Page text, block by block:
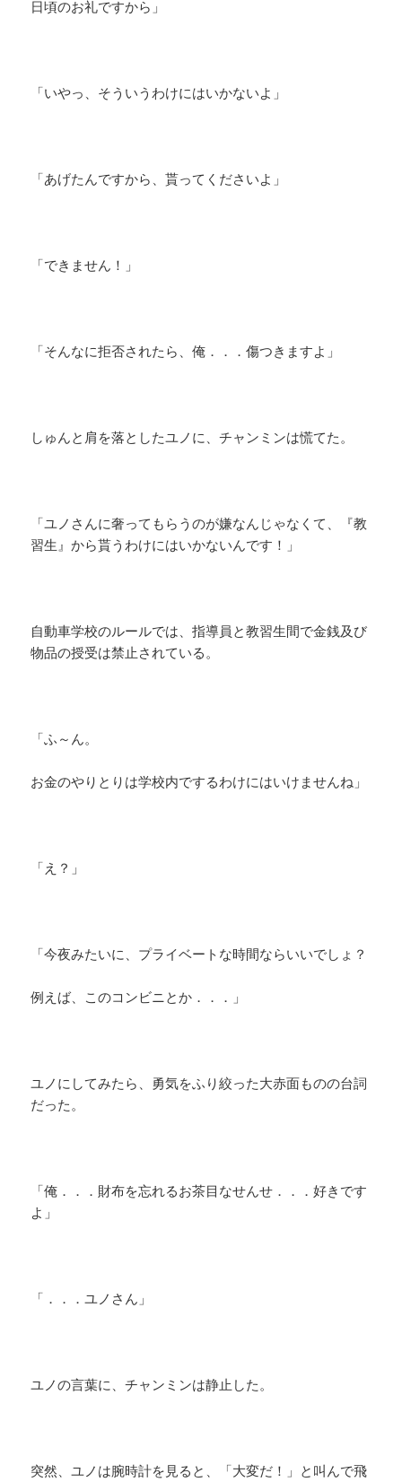
日頃のお礼ですから」
「いやっ、そういうわけにはいかないよ」
「あげたんですから、貰ってくださいよ」
「できません！」
「そんなに拒否されたら、俺．．．傷つきますよ」
しゅんと肩を落としたユノに、チャンミンは慌てた。
「ユノさんに奢ってもらうのが嫌なんじゃなくて、『教
習生』から貰うわけにはいかないんです！」
自動車学校のルールでは、指導員と教習生間で金銭及び
物品の授受は禁止されている。
「ふ～ん。
お金のやりとりは学校内でするわけにはいけませんね」
「え？」
「今夜みたいに、プライベートな時間ならいいでしょ？
例えば、このコンビニとか．．．」
ユノにしてみたら、勇気をふり絞った大赤面ものの台詞
だった。
「俺．．．財布を忘れるお茶目なせんせ．．．好きです
よ」
「．．．ユノさん」
ユノの言葉に、チャンミンは静止した。
突然、ユノは腕時計を見ると、「大変だ！」と叫んで飛